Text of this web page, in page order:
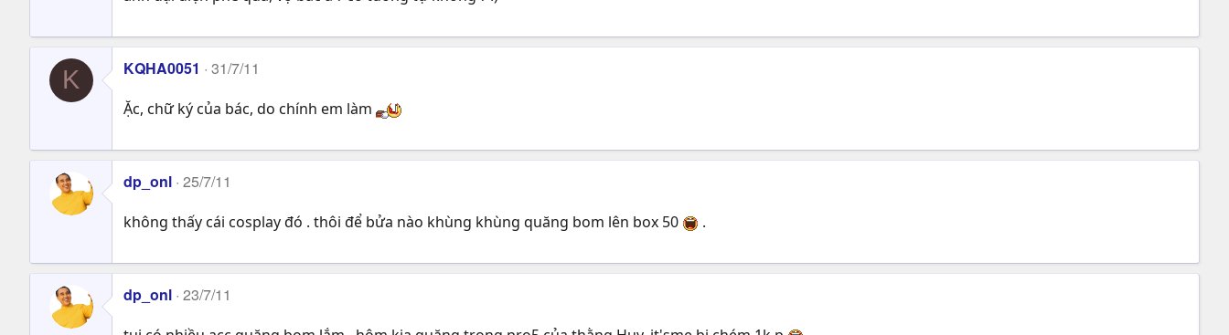
K KQHA0051 31/7/11
Ặc, chữ ký của bác, do chính em làm
dp_onl 25/7/11
không thấy cái cosplay đó . thôi để bửa nào khùng khùng quăng bom lên box 50 .
dp_onl 23/7/11